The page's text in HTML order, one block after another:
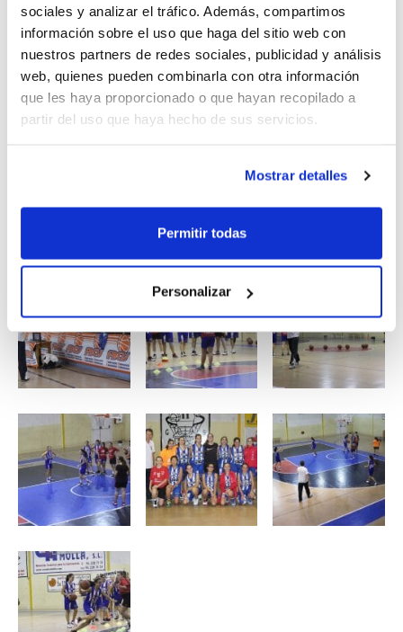
sociales y analizar el tráfico. Además, compartimos
información sobre el uso que haga del sitio web con
nuestros partners de redes sociales, publicidad y análisis
web, quienes pueden combinarla con otra información
que les haya proporcionado o que hayan recopilado a
partir del uso que haya hecho de sus servicios.
Mostrar detalles
Permitir todas
Personalizar